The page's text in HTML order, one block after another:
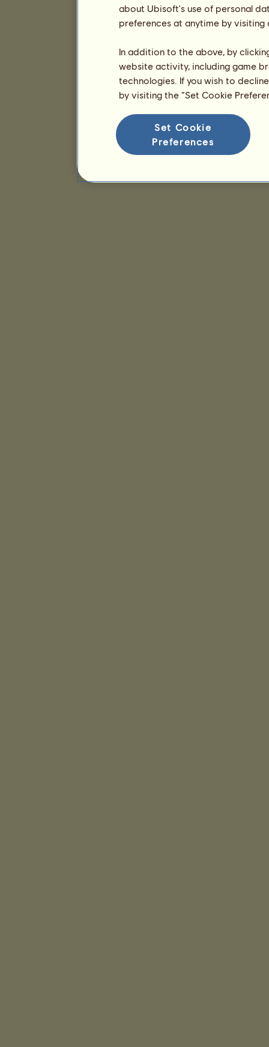
about Ubisoft's use of personal
preferences at anytime by
In addition to the above, by
website activity, including game
technologies. If you wish to
by visiting the “Set Cookie
Set Cookie
Preferences